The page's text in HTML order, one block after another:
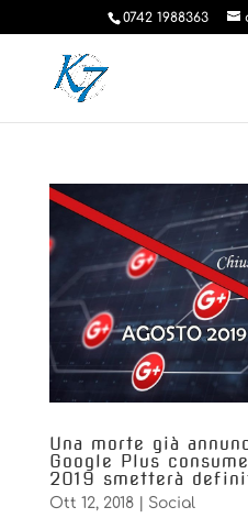
0742 1988363
Una morte già
Google Plus
2019 smetterà
Ott 12, 2018| Social